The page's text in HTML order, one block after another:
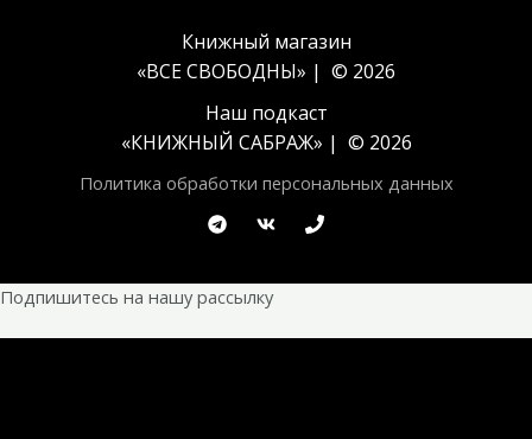
Книжный магазин
«ВСЕ СВОБОДНЫ» | © 2026
Наш подкаст
«КНИЖНЫЙ САБРАЖ» | © 2026
Политика обработки персональных данных
Подпишитесь на нашу рассылку